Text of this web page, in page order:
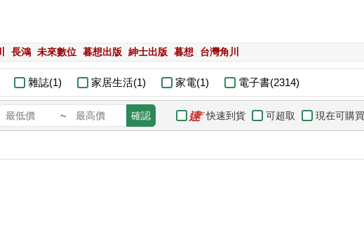
長鴻 未來數位 暮想出版 紳士出版 暮想 台灣角川
雜誌(1) 家居生活(1) 家電(1) 電子書(2314)
~ 確認 快速到貨 可超取 現在可購買